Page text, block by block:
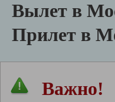
Вылет в
Прилет в
Важно!